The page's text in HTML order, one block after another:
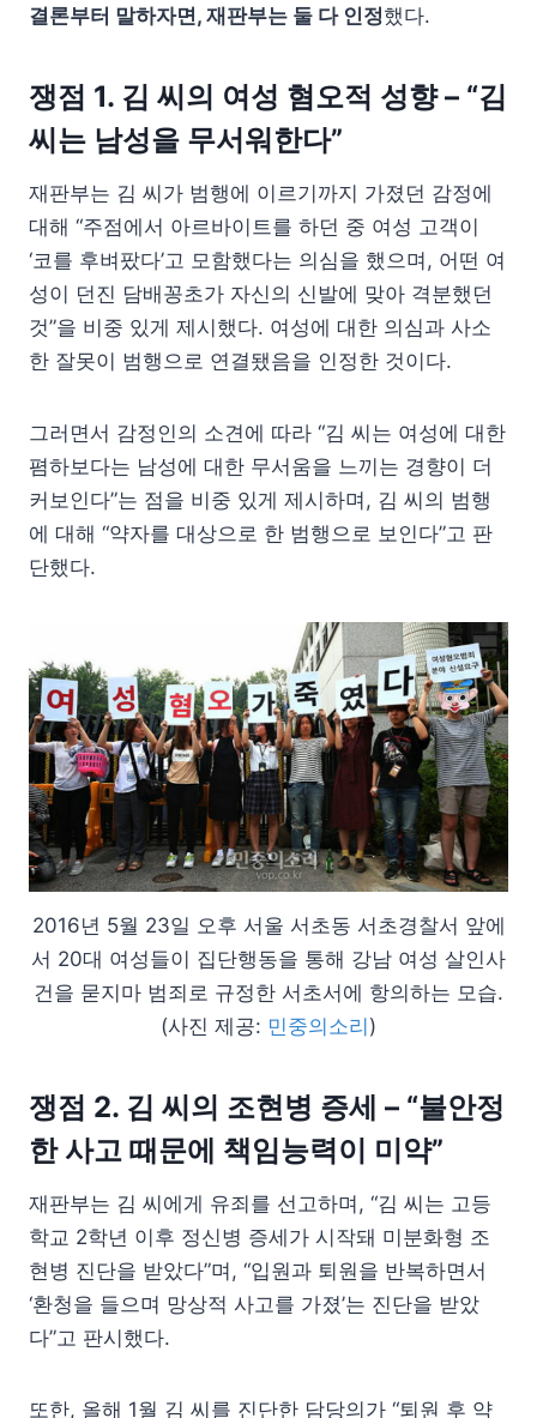
결론부터 말하자면, 재판부는 둘 다 인정했다.
쟁점 1. 김 씨의 여성 혐오적 성향 – “김
씨는 남성을 무서워한다”
재판부는 김 씨가 범행에 이르기까지 가졌던 감정에
대해 “주점에서 아르바이트를 하던 중 여성 고객이
‘코를 후벼팠다’고 모함했다는 의심을 했으며, 어떤 여
성이 던진 담배꽁초가 자신의 신발에 맞아 격분했던
것”을 비중 있게 제시했다. 여성에 대한 의심과 사소
한 잘못이 범행으로 연결됐음을 인정한 것이다.
그러면서 감정인의 소견에 따라 “김 씨는 여성에 대한
폄하보다는 남성에 대한 무서움을 느끼는 경향이 더
커보인다”는 점을 비중 있게 제시하며, 김 씨의 범행
에 대해 “약자를 대상으로 한 범행으로 보인다”고 판
단했다.
2016년 5월 23일 오후 서울 서초동 서초경찰서 앞에
서 20대 여성들이 집단행동을 통해 강남 여성 살인사
건을 묻지마 범죄로 규정한 서초서에 항의하는 모습.
(사진 제공: 민중의소리 )
쟁점 2. 김 씨의 조현병 증세 – “불안정
한 사고 때문에 책임능력이 미약”
재판부는 김 씨에게 유죄를 선고하며, “김 씨는 고등
학교 2학년 이후 정신병 증세가 시작돼 미분화형 조
현병 진단을 받았다”며, “입원과 퇴원을 반복하면서
‘환청을 들으며 망상적 사고를 가졌’는 진단을 받았
다”고 판시했다.
또한, 올해 1월 김 씨를 진단한 담당의가 “퇴원 후 약